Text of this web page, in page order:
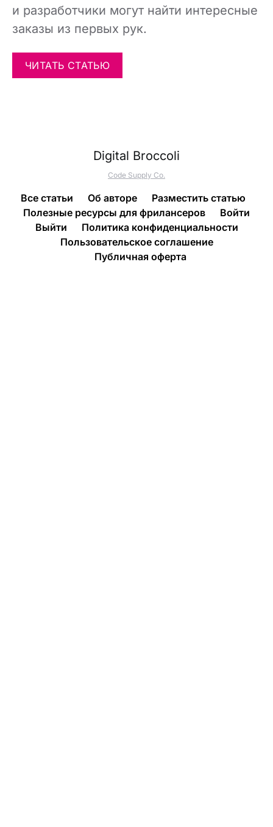
и разработчики могут найти интересные
заказы из первых рук.
ЧИТАТЬ СТАТЬЮ
Digital Broccoli
Code Supply Co.
Все статьи Об авторе
Разместить статью
Полезные ресурсы для фрилансеров
Войти
Выйти
Политика конфиденциальности
Пользовательское соглашение
Публичная оферта